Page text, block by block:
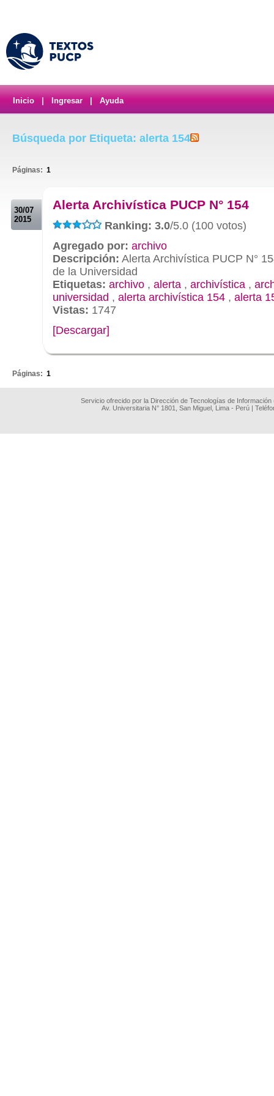
Inicio Ingresar Ayuda
Búsqueda por Etiqueta: alerta 154
Páginas: 1
30/07
2015
Alerta Archivística PUCP N° 154
Ranking: 3.0/5.0 (100 votos)
Agregado por: archivo
Descripción: Alerta Archivística PUCP N°
de la Universidad
Etiquetas: archivo , alerta , archivística ,
universidad , alerta archivística 154 , alerta
Vistas: 1747
[Descargar]
Páginas: 1
Servicio ofrecido por la Dirección de Tecnologías de
Av. Universitaria N° 1801, San Miguel, Lima - Perú |